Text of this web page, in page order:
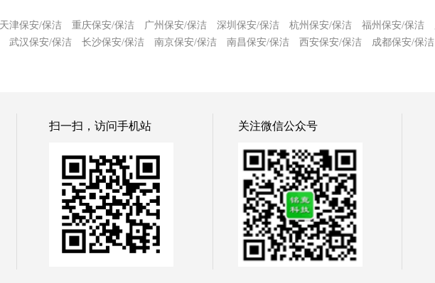
天津保安/保洁 重庆保安/保洁 广州保安/保洁 深圳保安/保洁 杭州保安/保洁 福州保安/保洁
武汉保安/保洁 长沙保安/保洁 南京保安/保洁 南昌保安/保洁 西安保安/保洁 成都保安/保洁
扫一扫，访问手机站 关注微信公众号